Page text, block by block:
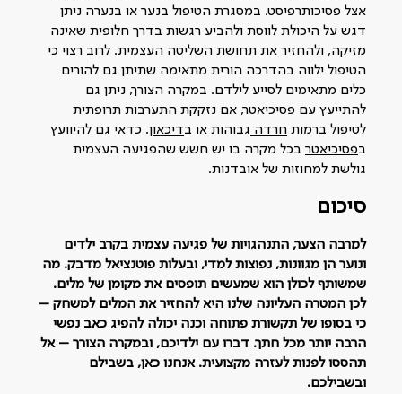
אצל פסיכותרפיסט. במסגרת הטיפול בנער או בנערה ניתן
דגש על היכולת לווסת ולהביע רגשות בדרך חלופית שאינה
מזיקה, ולהחזיר את תחושת השליטה העצמית. לרוב רצוי כי
הטיפול ילווה בהדרכה הורית מתאימה שתיתן גם להורים
כלים מתאימים לסייע לילדם. במקרה הצורך, ניתן גם
להתייעץ עם פסיכיאטר, אם נזקקת התערבות תרופתית
לטיפול ברמות חרדה גבוהות או בדיכאון. כדאי גם להיוועץ
בפסיכיאטר בכל מקרה בו יש חשש שהפגיעה העצמית
גולשת למחוזות של אובדנות.
סיכום
למרבה הצער, התנהגויות של פגיעה עצמית בקרב ילדים
ונוער הן מגוונות, נפוצות למדי, ובעלות פוטנציאל מדבק. מה
שמשותף לכולן הוא שמעשים תופסים את מקומן של מלים.
לכן המטרה העליונה שלנו היא להחזיר את המלים למשחק –
כי בסופו של תקשורת פתוחה וכנה יכולה להפיג כאב נפשי
הרבה יותר מכל חתך. דברו עם ילדיכם, ובמקרה הצורך – אל
תהססו לפנות לעזרה מקצועית. אנחנו כאן, בשבילם
ובשבילכם.